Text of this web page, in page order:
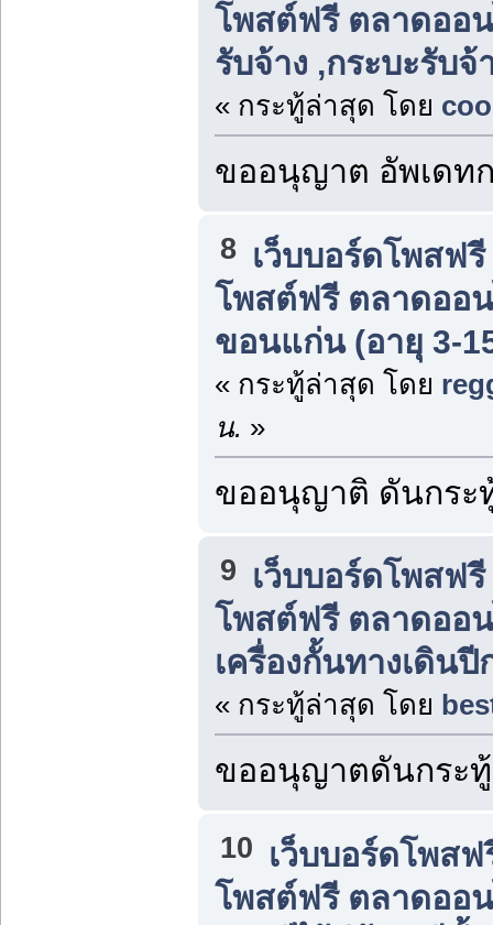
โพสต์ฟรี ตลาดออ
รับจ้าง ,กระบะรับจ้
« กระทู้ล่าสุด โดย
ขออนุญาต อัพเดท
8 เว็บบอร์ดโพสฟ
โพสต์ฟรี ตลาดออ
ขอนแก่น (อายุ 3-
« กระทู้ล่าสุด โดย
น. »
ขออนุญาติ ดันกระ
9 เว็บบอร์ดโพสฟ
โพสต์ฟรี ตลาดออ
เครื่องกั้นทางเดิน
« กระทู้ล่าสุด โดย
ขออนุญาตดันกระทู้
10 เว็บบอร์ดโพส
โพสต์ฟรี ตลาดออ